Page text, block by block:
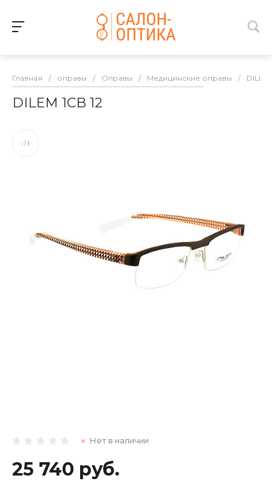
Главная / оправы / Оправы / Медицинские оправы / DILEM
DILEM 1CB 12
Нет в наличии
25 740 руб.